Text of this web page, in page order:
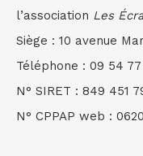
l’association Les
Siège : 10 avenue
Téléphone : 09 54 77
N° SIRET : 849 451
N° CPPAP web :